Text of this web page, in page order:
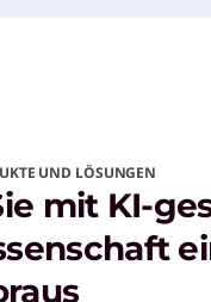
UND LÖSUNGEN
mit KI-